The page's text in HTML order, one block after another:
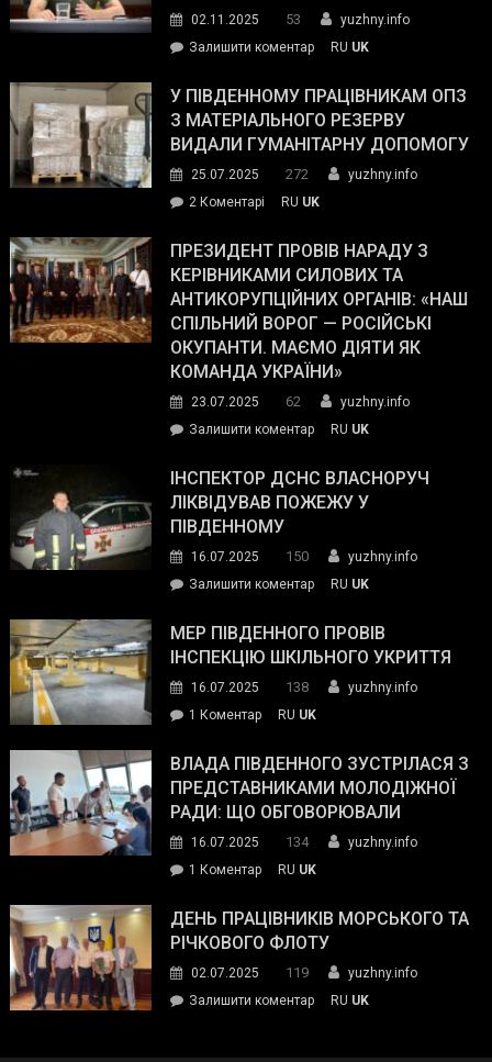
02.11.2025 53
yuzhny.info
Залишити коментарon
завойовує
симпатії
виборців
The
Street
Journal.
RU UK
У ПІВДЕННОМУ ПРАЦІВНИКАМ ОПЗ
З МАТЕРІАЛЬНОГО РЕЗЕРВУ
ВИДАЛИ ГУМАНІТАРНУ ДОПОМОГУ
25.07.2025 272
yuzhny.info
2 Коментарі
Південному
працівникам
ОПЗ
з
матеріального
резерву
гуманітарну
допомогу
RU UK
ПРЕЗИДЕНТ ПРОВІВ НАРАДУ З
КЕРІВНИКАМИ СИЛОВИХ ТА
АНТИКОРУПЦІЙНИХ ОРГАНІВ: «НАШ
СПІЛЬНИЙ ВОРОГ — РОСІЙСЬКІ
ОКУПАНТИ. МАЄМО ДІЯТИ ЯК
КОМАНДА УКРАЇНИ»
23.07.2025 62
yuzhny.info
Залишити коментарon
провів
нараду
силових
та
органів:
«Наш
спільний
окупанти.
Маємо
діяти
команда
RU UK
ІНСПЕКТОР ДСНС ВЛАСНОРУЧ
ЛІКВІДУВАВ ПОЖЕЖУ У
ПІВДЕННОМУ
16.07.2025 150
yuzhny.info
Залишити коментарon
ДСНС
власноруч
пожежу
у
RU UK
МЕР ПІВДЕННОГО ПРОВІВ
ІНСПЕКЦІЮ ШКІЛЬНОГО УКРИТТЯ
16.07.2025 138
yuzhny.info
1 Коментардо
Південного
провів
інспекцію
укриття
RU UK
ВЛАДА ПІВДЕННОГО ЗУСТРІЛАСЯ З
ПРЕДСТАВНИКАМИ МОЛОДІЖНОЇ
РАДИ: ЩО ОБГОВОРЮВАЛИ
16.07.2025 134
yuzhny.info
1 Коментардо
Південного
зустрілася
представниками
молодіжної
RU UK
ДЕНЬ ПРАЦІВНИКІВ МОРСЬКОГО ТА
РІЧКОВОГО ФЛОТУ
02.07.2025 119
yuzhny.info
Залишити коментарon
RU UK